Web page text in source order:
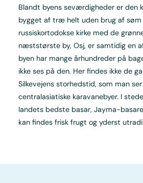
Blandt byens seværdigheder er den
bygget af træ helt uden brug af søm
russiskortodokse kirke med de
næststørste by, Osj, er samtidig en
byen har mange århundreder på
ikke ses på den. Her findes ikke de
Silkevejens storhedstid, som man
centralasiatiske karavanebyer. I
landets bedste basar, Jayma-
kan findes frisk frugt og yderst